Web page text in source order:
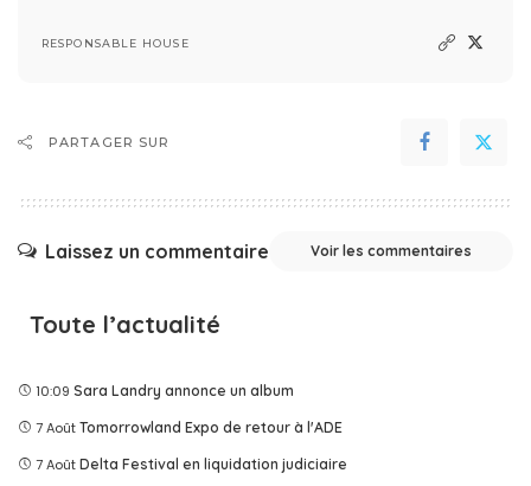
RESPONSABLE HOUSE
PARTAGER SUR
Laissez un commentaire Voir les commentaires
Toute l’actualité
10:09 Sara Landry annonce un album
7 Août Tomorrowland Expo de retour à l'ADE
7 Août Delta Festival en liquidation judiciaire